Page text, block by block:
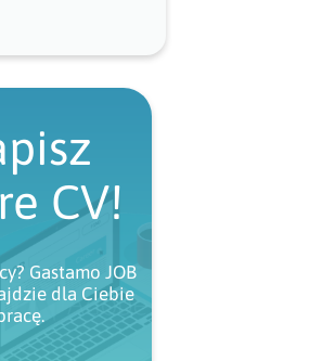
CV!
Gastamo JOB
dla Ciebie